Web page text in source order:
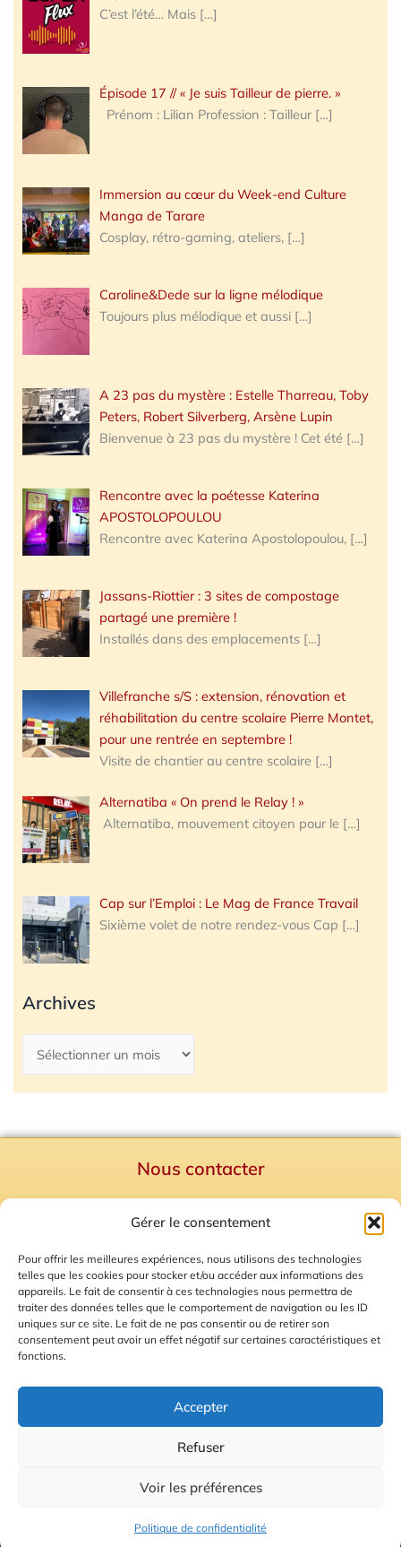
Gérer le consentement
Pour offrir les meilleures expériences, nous utilisons des technologies
telles que les cookies pour stocker et/ou accéder aux informations des
appareils. Le fait de consentir à ces technologies nous permettra de
traiter des données telles que le comportement de navigation ou les ID
uniques sur ce site. Le fait de ne pas consentir ou de retirer son
consentement peut avoir un effet négatif sur certaines caractéristiques et
fonctions.
Accepter
Refuser
Voir les préférences
Politique de confidentialité
C’est l’été… Mais […]
Épisode 17 // « Je suis Tailleur de pierre. »
Prénom : Lilian Profession : Tailleur […]
Immersion au cœur du Week-end Culture
Manga de Tarare
Cosplay, rétro-gaming, ateliers, […]
Caroline&Dede sur la ligne mélodique
Toujours plus mélodique et aussi […]
A 23 pas du mystère : Estelle Tharreau, Toby
Peters, Robert Silverberg, Arsène Lupin
Bienvenue à 23 pas du mystère ! Cet été […]
Rencontre avec la poétesse Katerina
APOSTOLOPOULOU
Rencontre avec Katerina Apostolopoulou, […]
Jassans-Riottier : 3 sites de compostage
partagé une première !
Installés dans des emplacements […]
Villefranche s/S : extension, rénovation et
réhabilitation du centre scolaire Pierre Montet,
pour une rentrée en septembre !
Visite de chantier au centre scolaire […]
Alternatiba « On prend le Relay ! »
Alternatiba, mouvement citoyen pour le […]
Cap sur l’Emploi : Le Mag de France Travail
Sixième volet de notre rendez-vous Cap […]
Archives
Nous contacter
Mentions Légales
Plan du site
Gestion des Cookies
© 2026 Radio Calade